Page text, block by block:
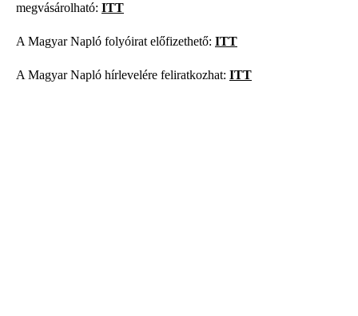
megvásárolható: ITT
A Magyar Napló folyóirat előfizethető: ITT
A Magyar Napló hírlevelére feliratkozhat: ITT